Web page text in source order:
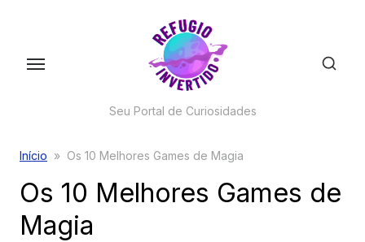
Seu Portal de Curiosidades
Início » Os 10 Melhores Games de Magia
Os 10 Melhores Games de
Magia